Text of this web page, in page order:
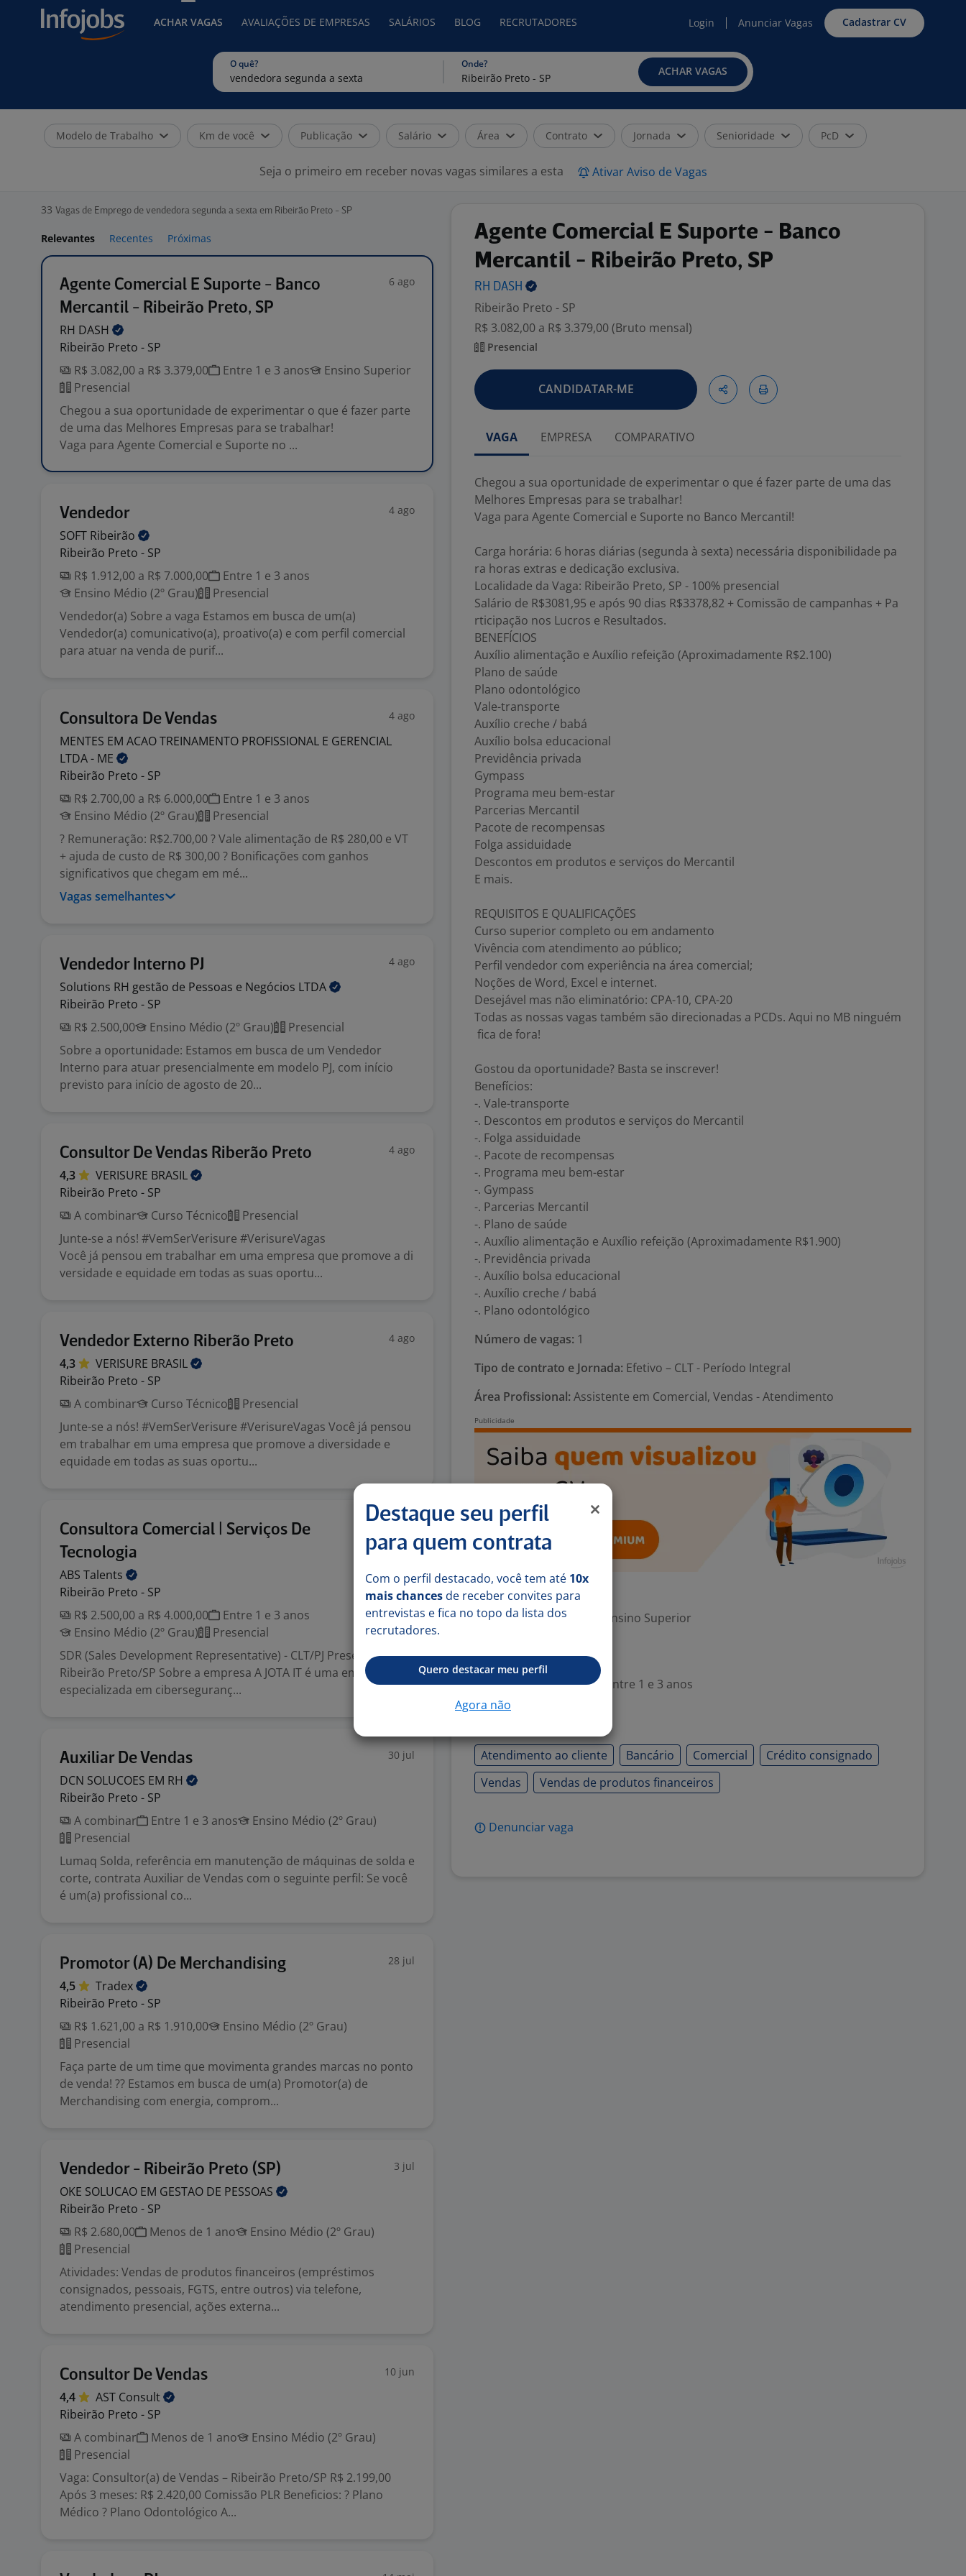
ACHAR VAGAS AVALIAÇÕES DE EMPRESAS SALÁRIOS BLOG RECRUTADORES Login Anunciar Vagas Cadastrar CV
O quê? Onde?
ACHAR VAGAS
Modelo de Trabalho Km de você Publicação Salário Área Contrato Jornada Senioridade PcD
Seja o primeiro em receber novas vagas similares a esta Ativar Aviso de Vagas
33 Vagas de Emprego de vendedora segunda a sexta em Ribeirão Preto - SP
Relevantes Recentes Próximas
Agente Comercial E Suporte - Banco
Mercantil - Ribeirão Preto, SP
6 ago
RH DASH
Ribeirão Preto - SP
R$ 3.082,00 a R$ 3.379,00
Entre 1 e 3 anos
Ensino Superior
Presencial
Chegou a sua oportunidade de experimentar o que é fazer parte
de uma das Melhores Empresas para se trabalhar!
Vaga para Agente Comercial e Suporte no ...
Vendedor 4 ago
SOFT Ribeirão
Ribeirão Preto - SP
R$ 1.912,00 a R$ 7.000,00
Entre 1 e 3 anos
Ensino Médio (2º Grau)
Presencial
Vendedor(a) Sobre a vaga Estamos em busca de um(a)
Vendedor(a) comunicativo(a), proativo(a) e com perfil comercial
para atuar na venda de purif...
Consultora De Vendas 4 ago
MENTES EM ACAO TREINAMENTO PROFISSIONAL E GERENCIAL
LTDA - ME
Ribeirão Preto - SP
R$ 2.700,00 a R$ 6.000,00
Entre 1 e 3 anos
Ensino Médio (2º Grau)
Presencial
? Remuneração: R$2.700,00 ? Vale alimentação de R$ 280,00 e VT
+ ajuda de custo de R$ 300,00 ? Bonificações com ganhos
significativos que chegam em mé...
Vagas semelhantes
Vendedor Interno PJ 4 ago
Solutions RH gestão de Pessoas e Negócios LTDA
Ribeirão Preto - SP
R$ 2.500,00
Ensino Médio (2º Grau)
Presencial
Sobre a oportunidade: Estamos em busca de um Vendedor
Interno para atuar presencialmente em modelo PJ, com início
previsto para início de agosto de 20...
Consultor De Vendas Riberão Preto 4 ago
4,3 VERISURE BRASIL
Ribeirão Preto - SP
A combinar
Curso Técnico
Presencial
Junte-se a nós! #VemSerVerisure #VerisureVagas
Você já pensou em trabalhar em uma empresa que promove a di
versidade e equidade em todas as suas oportu...
Vendedor Externo Riberão Preto 4 ago
4,3 VERISURE BRASIL
Ribeirão Preto - SP
A combinar
Curso Técnico
Presencial
Junte-se a nós! #VemSerVerisure #VerisureVagas Você já pensou
em trabalhar em uma empresa que promove a diversidade e
equidade em todas as suas oportu...
Consultora Comercial | Serviços De
Tecnologia
ABS Talents
Ribeirão Preto - SP
R$ 2.500,00 a R$ 4.000,00
Entre 1 e 3 anos
Ensino Médio (2º Grau)
Presencial
SDR (Sales Development Representative) - CLT/PJ Presencial |
Ribeirão Preto/SP Sobre a empresa A JOTA IT é uma empresa
especializada em ciberseguranç...
Auxiliar De Vendas 30 jul
DCN SOLUCOES EM RH
Ribeirão Preto - SP
A combinar
Entre 1 e 3 anos
Ensino Médio (2º Grau)
Presencial
Lumaq Solda, referência em manutenção de máquinas de solda e
corte, contrata Auxiliar de Vendas com o seguinte perfil: Se você
é um(a) profissional co...
Promotor (A) De Merchandising 28 jul
4,5
Tradex
Ribeirão Preto - SP
R$ 1.621,00 a R$ 1.910,00
Ensino Médio (2º Grau)
Presencial
Faça parte de um time que movimenta grandes marcas no ponto
de venda! ?? Estamos em busca de um(a) Promotor(a) de
Merchandising com energia, comprom...
Vendedor - Ribeirão Preto (SP) 3 jul
OKE SOLUCAO EM GESTAO DE PESSOAS
Ribeirão Preto - SP
R$ 2.680,00
Menos de 1 ano
Ensino Médio (2º Grau)
Presencial
Atividades: Vendas de produtos financeiros (empréstimos
consignados, pessoais, FGTS, entre outros) via telefone,
atendimento presencial, ações externa...
Consultor De Vendas 10 jun
4,4 AST Consult
Ribeirão Preto - SP
A combinar
Menos de 1 ano
Ensino Médio (2º Grau)
Presencial
Vaga: Consultor(a) de Vendas – Ribeirão Preto/SP R$ 2.199,00
Após 3 meses: R$ 2.420,00 Comissão PLR Beneficios: ? Plano
Médico ? Plano Odontológico A...
Agente Comercial E Suporte - Banco
Mercantil - Ribeirão Preto, SP
RH DASH
Ribeirão Preto - SP
R$ 3.082,00 a R$ 3.379,00 (Bruto mensal)
Presencial
CANDIDATAR-ME
VAGA EMPRESA COMPARATIVO
Chegou a sua oportunidade de experimentar o que é fazer parte de uma das
Melhores Empresas para se trabalhar!
Vaga para Agente Comercial e Suporte no Banco Mercantil!
Carga horária: 6 horas diárias (segunda à sexta) necessária disponibilidade pa
ra horas extras e dedicação exclusiva.
Localidade da Vaga: Ribeirão Preto, SP - 100% presencial
Salário de R$3081,95 e após 90 dias R$3378,82 + Comissão de campanhas + Pa
rticipação nos Lucros e Resultados.
BENEFÍCIOS
Auxílio alimentação e Auxílio refeição (Aproximadamente R$2.100)
Plano de saúde
Plano odontológico
Vale-transporte
Auxílio creche / babá
Auxílio bolsa educacional
Previdência privada
Gympass
Programa meu bem-estar
Parcerias Mercantil
Pacote de recompensas
Folga assiduidade
Descontos em produtos e serviços do Mercantil
E mais.
REQUISITOS E QUALIFICAÇÕES
Curso superior completo ou em andamento
Vivência com atendimento ao público;
Perfil vendedor com experiência na área comercial;
Noções de Word, Excel e internet.
Desejável mas não eliminatório: CPA-10, CPA-20
Todas as nossas vagas também são direcionadas a PCDs. Aqui no MB ninguém
fica de fora!
Gostou da oportunidade? Basta se inscrever!
Benefícios:
-. Vale-transporte
-. Descontos em produtos e serviços do Mercantil
-. Folga assiduidade
-. Pacote de recompensas
-. Programa meu bem-estar
-. Gympass
-. Parcerias Mercantil
-. Plano de saúde
-. Auxílio alimentação e Auxílio refeição (Aproximadamente R$1.900)
-. Previdência privada
-. Auxílio bolsa educacional
-. Auxílio creche / babá
-. Plano odontológico
Número de vagas: 1
Tipo de contrato e Jornada: Efetivo – CLT - Período Integral
Área Profissional: Assistente em Comercial, Vendas - Atendimento
Exigências
Escolaridade Mínima: Ensino Superior
Valorizado
Experiência desejada: Entre 1 e 3 anos
Atendimento ao cliente Bancário Comercial
Crédito consignado
Vendas
Vendas de produtos financeiros
Denunciar vaga
Destaque seu perfil
para quem contrata
Com o perfil destacado, você tem até 10x
mais chances de receber convites para
entrevistas e fica no topo da lista dos
recrutadores.
Quero destacar meu perfil
Agora não